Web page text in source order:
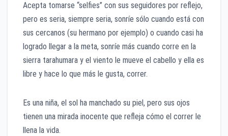
Acepta tomarse “selfies” con sus seguidores por reflejo,
pero es seria, siempre seria, sonríe sólo cuando está con
sus cercanos (su hermano por ejemplo) o cuando casi ha
logrado llegar a la meta, sonríe más cuando corre en la
sierra tarahumara y el viento le mueve el cabello y ella es
libre y hace lo que más le gusta, correr.
Es una niña, el sol ha manchado su piel, pero sus ojos
tienen una mirada inocente que refleja cómo el correr le
llena la vida.